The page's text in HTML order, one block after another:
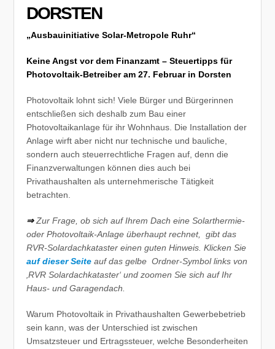
DORSTEN
„Ausbauinitiative Solar-Metropole Ruhr“
Keine Angst vor dem Finanzamt – Steuertipps für
Photovoltaik-Betreiber am 27. Februar in Dorsten
Photovoltaik lohnt sich! Viele Bürger und Bürgerinnen
entschließen sich deshalb zum Bau einer
Photovoltaikanlage für ihr Wohnhaus. Die Installation der
Anlage wirft aber nicht nur technische und bauliche,
sondern auch steuerrechtliche Fragen auf, denn die
Finanzverwaltungen können dies auch bei
Privathaushalten als unternehmerische Tätigkeit
betrachten.
⇒Zur Frage, ob sich auf Ihrem Dach eine Solarthermie-
oder Photovoltaik-Anlage überhaupt rechnet, gibt das
RVR-Solardachkataster einen guten Hinweis. Klicken Sie
auf dieser Seite auf das gelbe Ordner-Symbol links von
‚RVR Solardachkataster‘ und zoomen Sie sich auf Ihr
Haus- und Garagendach.
Warum Photovoltaik in Privathaushalten Gewerbebetrieb
sein kann, was der Unterschied ist zwischen
Umsatzsteuer und Ertragssteuer, welche Besonderheiten